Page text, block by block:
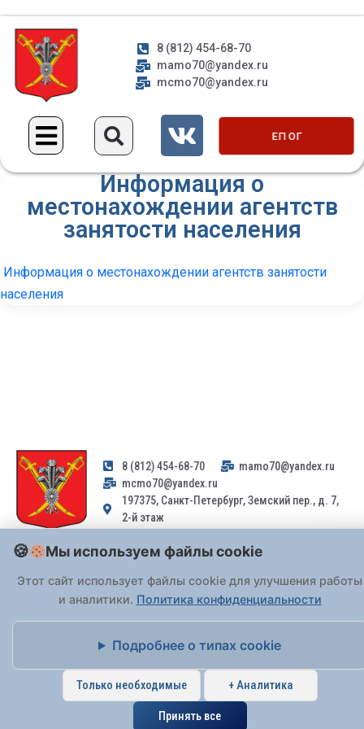
8 (812) 454-68-70
mamo70@yandex.ru
mcmo70@yandex.ru
ЕП ОГ
Информация о
местонахождении агентств
занятости населения
Информация о местонахождении агентств занятости
населения
8 (812) 454-68-70
mamo70@yandex.ru
mcmo70@yandex.ru
197375, Санкт-Петербург, Земский пер., д. 7,
2-й этаж
Заявления и обращения граждан и организаций, поступившие на
адрес email, не могут быть рассмотрены на основании
Федерального закона от 02.05.2006 № 59-ФЗ
принимаются только: по почте, черезпортал «Госуслуги» (ЕПГУ)
На Сайте действуетПолитика обработки персональных данных.
Мы используем файлы cookie
Этот сайт использует файлы cookie для улучшения работы
и аналитики. Политика конфиденциальности
Подробнее о типах cookie
Только необходимые + Аналитика
Принять все